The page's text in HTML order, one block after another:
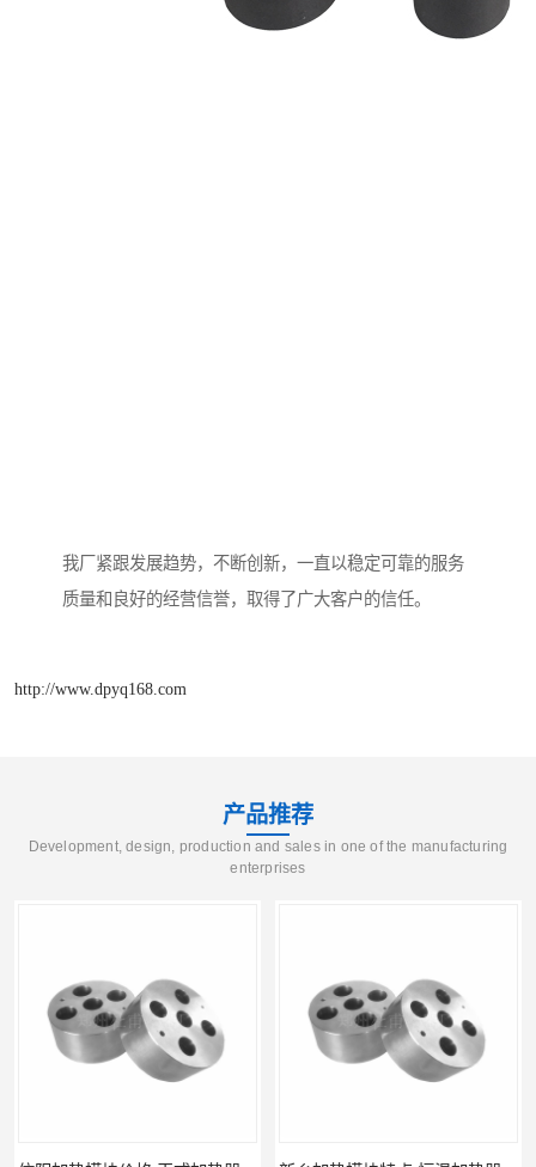
我厂紧跟发展趋势，不断创新，一直以稳定可靠的服务
质量和良好的经营信誉，取得了广大客户的信任。
http://www.dpyq168.com
产品推荐
Development, design, production and sales in one of the manufacturing
enterprises